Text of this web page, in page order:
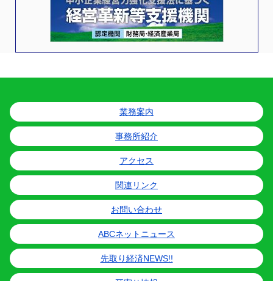
業務案内
事務所紹介
アクセス
関連リンク
お問い合わせ
ABCネットニュース
先取り経済NEWS!!